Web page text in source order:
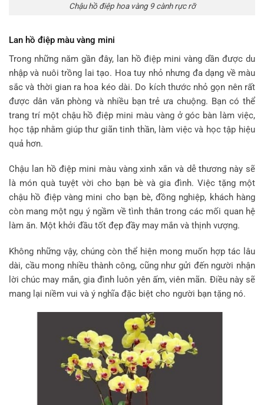
Chậu hồ điệp hoa vàng 9 cành rực rỡ
Lan hồ điệp màu vàng mini
Trong những năm gần đây, lan hồ điệp mini vàng dần được du
nhập và nuôi trồng lai tạo. Hoa tuy nhỏ nhưng đa dạng về màu
sắc và thời gian ra hoa kéo dài. Do kích thước nhỏ gọn nên rất
được dân văn phòng và nhiều bạn trẻ ưa chuộng. Bạn có thể
trang trí một chậu hồ điệp mini màu vàng ở góc bàn làm việc,
học tập nhằm giúp thư giãn tinh thần, làm việc và học tập hiệu
quả hơn.
Chậu lan hồ điệp mini màu vàng xinh xắn và dễ thương này sẽ
là món quà tuyệt vời cho bạn bè và gia đình. Việc tặng một
chậu hồ điệp vàng mini cho bạn bè, đồng nghiệp, khách hàng
còn mang một ngụ ý ngầm về tình thân trong các mối quan hệ
làm ăn. Một khởi đầu tốt đẹp đầy may mắn và thịnh vượng.
Không những vậy, chúng còn thể hiện mong muốn hợp tác lâu
dài, cầu mong nhiều thành công, cũng như gửi đến người nhận
lời chúc may mắn, gia đình luôn yên ấm, viên mãn. Điều này sẽ
mang lại niềm vui và ý nghĩa đặc biệt cho người bạn tặng nó.